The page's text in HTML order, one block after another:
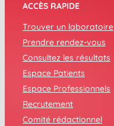
ACCÈS RAPIDE
Trouver un laboratoire
Prendre rendez-vous
Consultez les résultats
Espace Patients
Espace Professionnels
Recrutement
Comité rédactionnel